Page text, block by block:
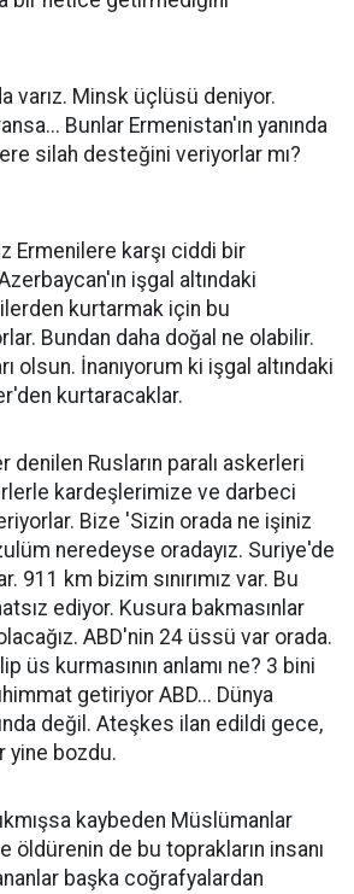
varız. Minsk üçlüsü deniyor.
Bunlar Ermenistan'ın yanında
silah desteğini veriyorlar mı?
Ermenilere karşı ciddi bir
işgal altındaki
kurtarmak için bu
Bundan daha doğal ne olabilir.
olsun. İnanıyorum ki işgal altındaki
kurtaracaklar.
denilen Rusların paralı askerleri
kardeşlerimize ve darbeci
Bize 'Sizin orada ne işiniz
neredeyse oradayız. Suriye'de
911 km bizim sınırımız var. Bu
ediyor. Kusura bakmasınlar
ABD'nin 24 üssü var orada.
üs kurmasının anlamı ne? 3 bini
getiriyor ABD... Dünya
değil. Ateşkes ilan edildi gece,
yine bozdu.
kaybeden Müslümanlar
öldürenin de bu toprakların insanı
başka coğrafyalardan